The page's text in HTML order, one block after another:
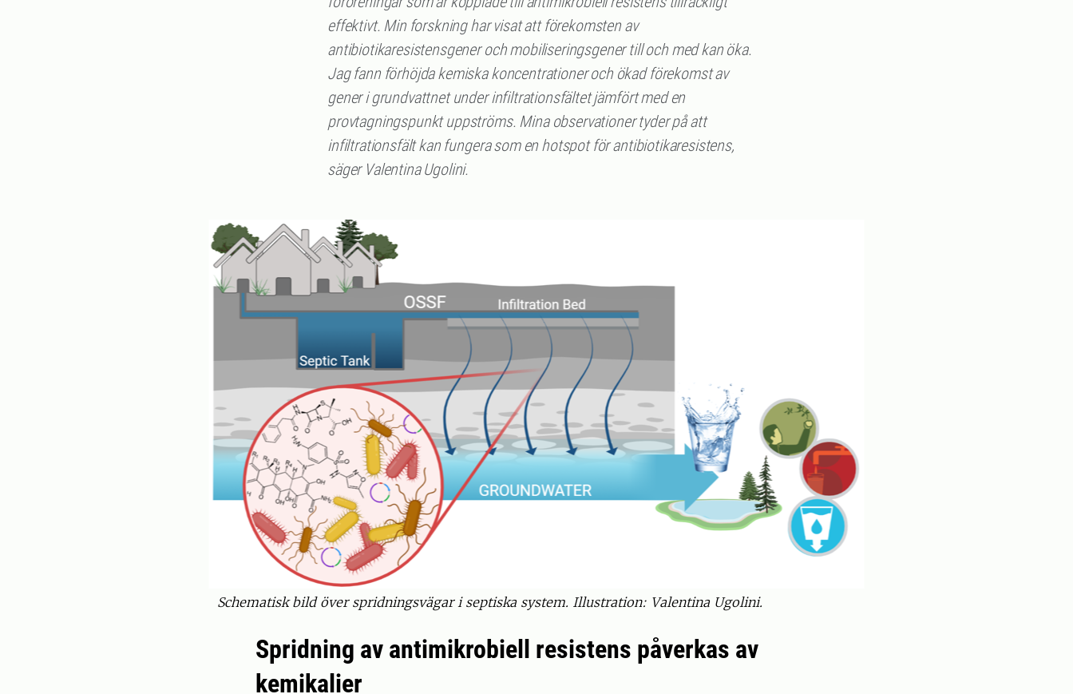
effektivt. Min forskning har visat att förekomsten av
antibiotikaresistensgener och mobiliseringsgener till och med kan öka.
Jag fann förhöjda kemiska koncentrationer och ökad förekomst av
gener i grundvattnet under infiltrationsfältet jämfört med en
provtagningspunkt uppströms. Mina observationer tyder på att
infiltrationsfält kan fungera som en hotspot för antibiotikaresistens,
säger Valentina Ugolini.
Schematisk bild över spridningsvägar i septiska system. Illustration: Valentina Ugolini.
Spridning av antimikrobiell resistens påverkas av
kemikalier